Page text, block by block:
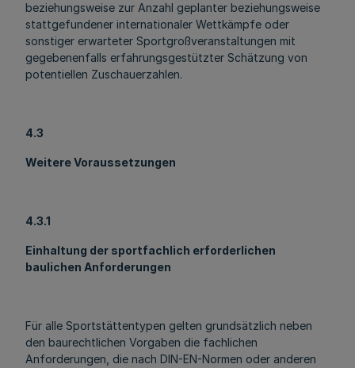
beziehungsweise zur Anzahl geplanter beziehungsweise
stattgefundener internationaler Wettkämpfe oder
sonstiger erwarteter Sportgroßveranstaltungen mit
gegebenenfalls erfahrungsgestützter Schätzung von
potentiellen Zuschauerzahlen.
4.3
Weitere Voraussetzungen
4.3.1
Einhaltung der sportfachlich erforderlichen
baulichen Anforderungen
Für alle Sportstättentypen gelten grundsätzlich neben
den baurechtlichen Vorgaben die fachlichen
Anforderungen, die nach DIN-EN-Normen oder anderen